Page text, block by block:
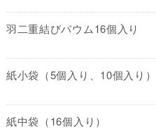
羽二重結びバウム16個入り
紙小袋（5個入り、10個入り）
紙中袋（16個入り）